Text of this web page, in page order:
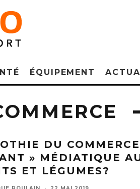
ÉQUIPEMENT
DU
» MÉDIATIQUE
ET LÉGUMES?